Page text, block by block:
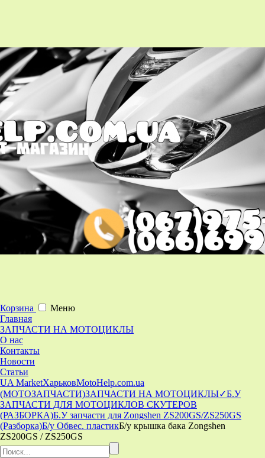
Корзина
Меню
Главная
ЗАПЧАСТИ НА МОТОЦИКЛЫ
О нас
Контакты
Новости
Статьи
UA MarketХарьковMotoHelp.com.ua
(МОТОЗАПЧАСТИ)ЗАПЧАСТИ НА МОТОЦИКЛЫ✓Б.У
ЗАПЧАСТИ ДЛЯ МОТОЦИКЛОВ СКУТЕРОВ
(РАЗБОРКА)Б.У запчасти для Zongshen ZS200GS/ZS250GS
(Разборка)Б/у Обвес. пластикБ/у крышка бака Zongshen
ZS200GS / ZS250GS